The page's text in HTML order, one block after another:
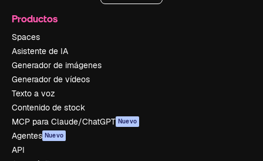
Productos
Spaces
Asistente de IA
Generador de imágenes
Generador de vídeos
Texto a voz
Contenido de stock
MCP para Claude/ChatGPT Nuevo
Agentes Nuevo
API